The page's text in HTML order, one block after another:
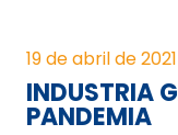
19 de abril de 2021
INDUSTRIA
PANDEMIA